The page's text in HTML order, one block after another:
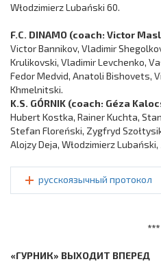
Włodzimierz Lubański 60.
F.C. DINAMO (coach: Victor
Victor Bannikov, Vladimir
Krulikovski, Vladimir Levchenko,
Fedor Medvid, Anatoli Bishovets,
Khmelnitski.
K.S. GÓRNIK (coach: Géza
Hubert Kostka, Rainer Kuchta,
Stefan Floreński, Zygfryd
Alojzy Deja, Włodzimierz Lubański,
русскоязычный протокол
***
«ГУРНИК» ВЫХОДИТ ВПЕРЕД